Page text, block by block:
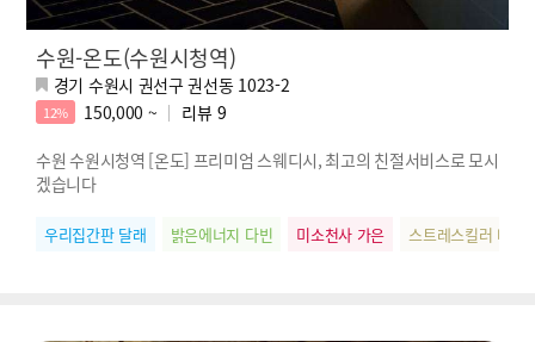
수원-온도(수원시청역)
경기 수원시 권선구 권선동 1023-2
12% 150,000 ~ 리뷰 9
수원 수원시청역 [온도] 프리미엄 스웨디시, 최고의 친절서비스로 모시
겠습니다
우리집간판 달래 밝은에너지 다빈 미소천사 가은 스트레스킬러 나나